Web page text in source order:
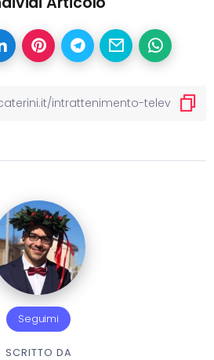
Seguimi
SCRITTO DA